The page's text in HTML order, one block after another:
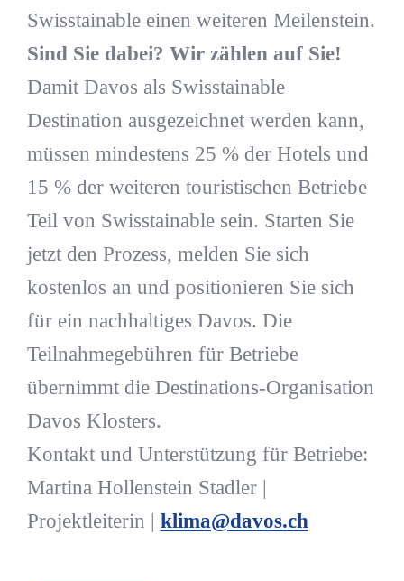
Swisstainable einen weiteren Meilenstein.
Sind Sie dabei? Wir zählen auf Sie!
Damit Davos als Swisstainable
Destination ausgezeichnet werden kann,
müssen mindestens 25 % der Hotels und
15 % der weiteren touristischen Betriebe
Teil von Swisstainable sein. Starten Sie
jetzt den Prozess, melden Sie sich
kostenlos an und positionieren Sie sich
für ein nachhaltiges Davos. Die
Teilnahmegebühren für Betriebe
übernimmt die Destinations-Organisation
Davos Klosters.
Kontakt und Unterstützung für Betriebe:
Martina Hollenstein Stadler |
Projektleiterin | klima@davos.ch